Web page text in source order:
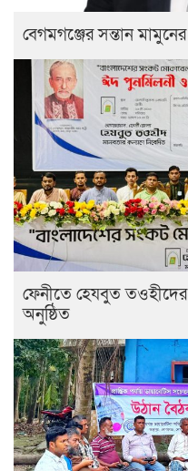
বেগমগঞ্জের সন্তান
ফেনীতে হেযবুত তওহীদের
অনুষ্ঠিত